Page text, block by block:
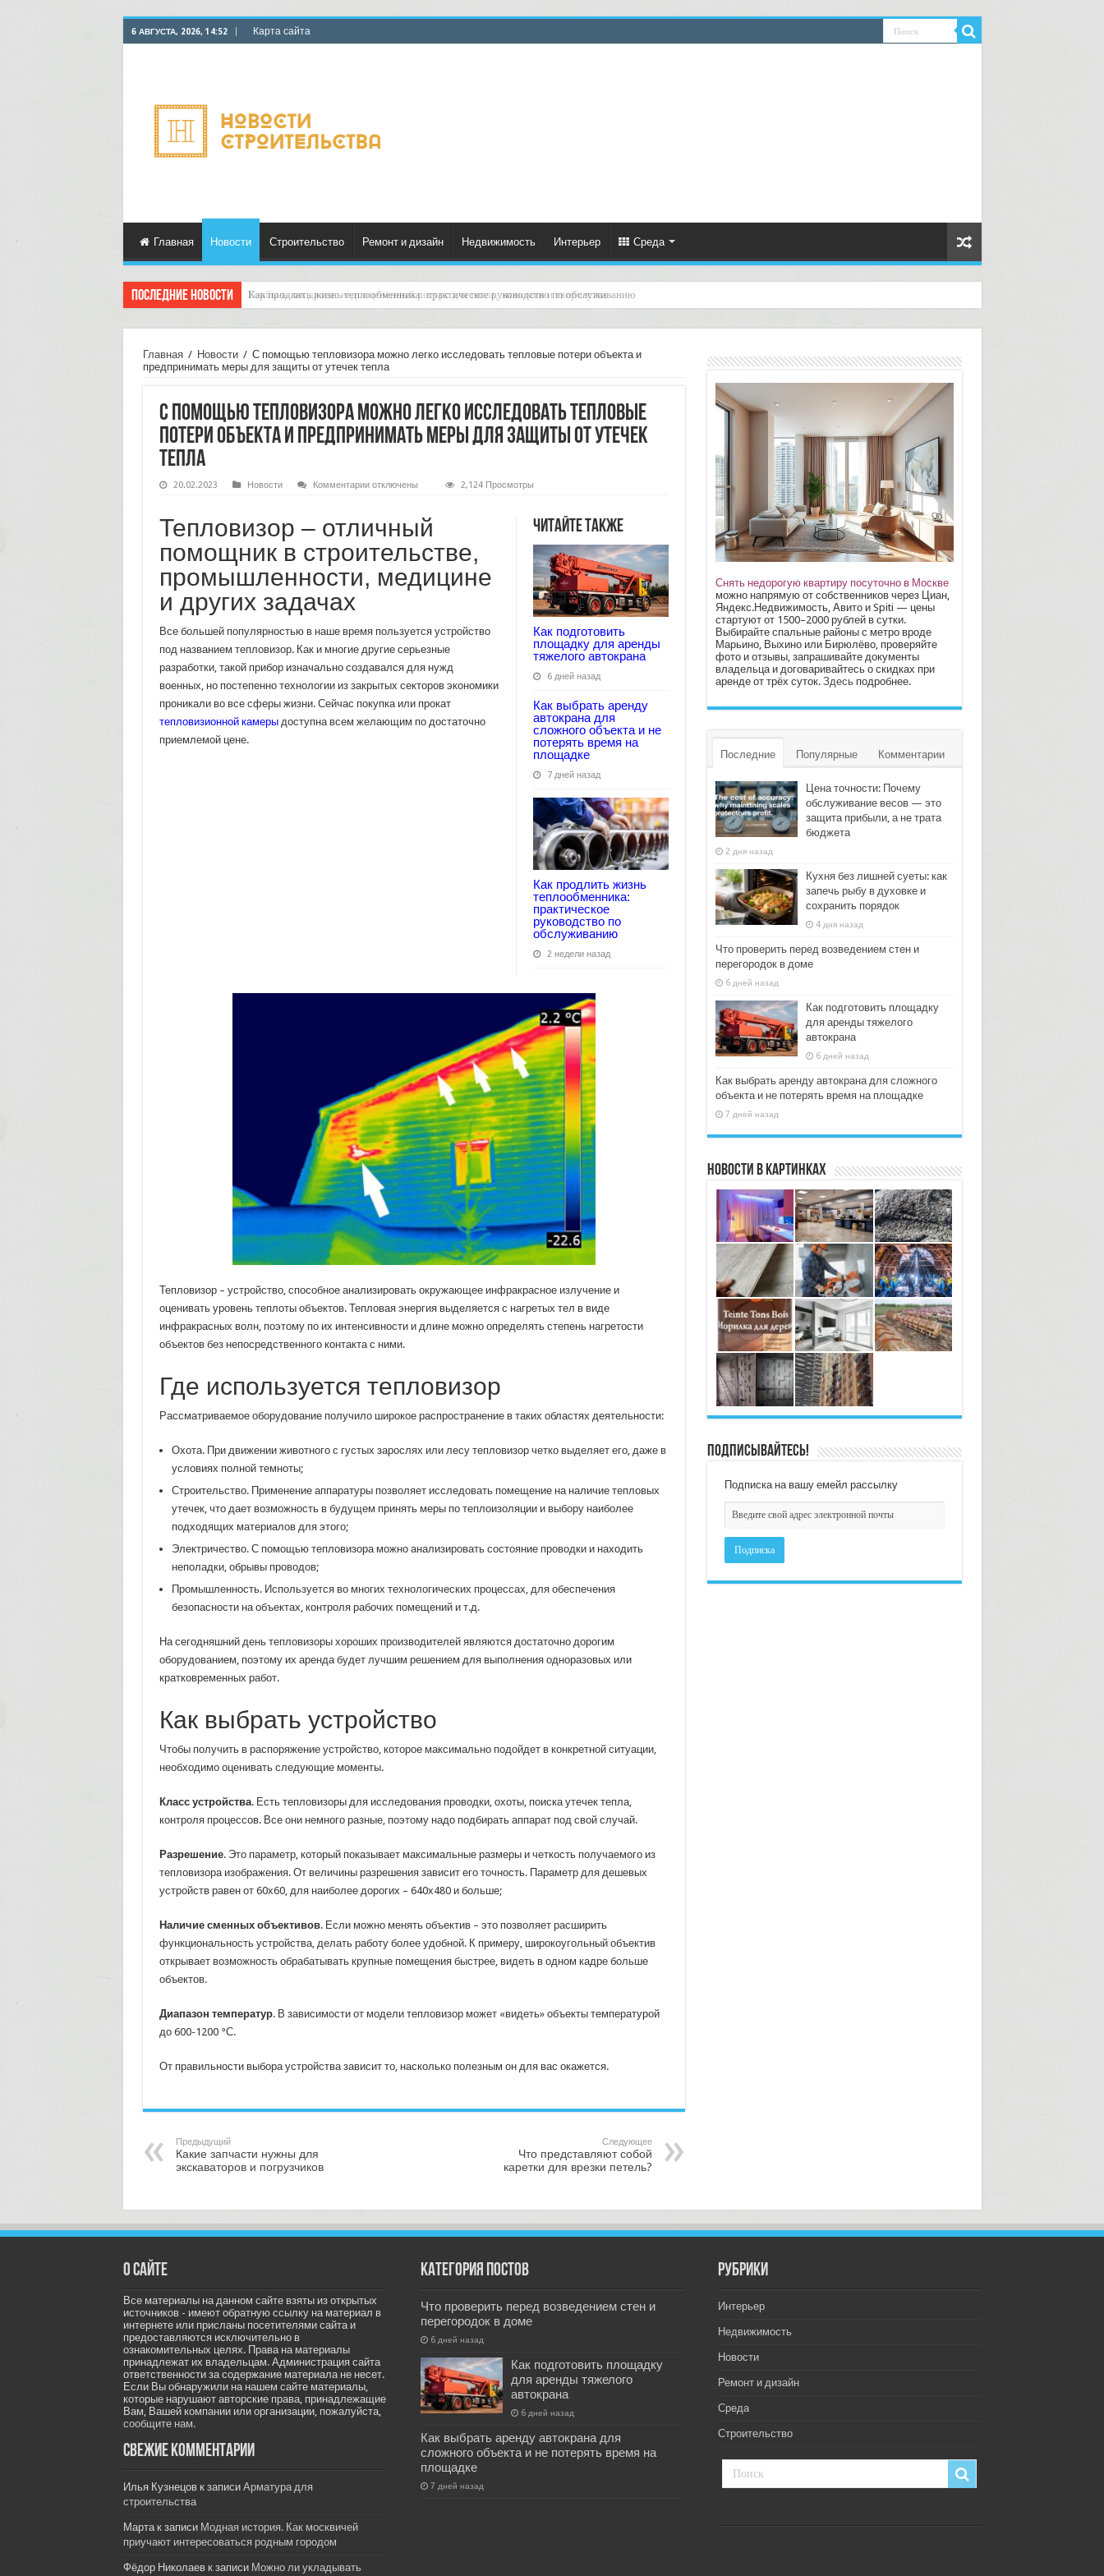
6 АВГУСТА, 2026, 14:52 Карта сайта
Главная Новости Строительство Ремонт и дизайн Недвижимость Интерьер Среда
Последние новости Горбыль как дрова: недооценённый ресурс для тепла, экономии и творчества
Главная / Новости / С помощью тепловизора можно легко исследовать тепловые потери объекта и
предпринимать меры для защиты от утечек тепла
С помощью тепловизора можно легко исследовать тепловые
потери объекта и предпринимать меры для защиты от утечек
тепла
20.02.2023 Новости Комментариик
тепловизора
можно
легко
исследовать
потери
объекта
для
от
утечек
тепла
отключены 2,124 Просмотры
Читайте также
Как подготовить
площадку для аренды
тяжелого автокрана
6 дней назад
Как выбрать аренду
автокрана для
сложного объекта и не
потерять время на
площадке
7 дней назад
Как продлить жизнь
теплообменника:
практическое
руководство по
обслуживанию
2 недели назад
Тепловизор – отличный
помощник в строительстве,
промышленности, медицине
и других задачах
Все большей популярностью в наше время пользуется устройство
под названием тепловизор. Как и многие другие серьезные
разработки, такой прибор изначально создавался для нужд
военных, но постепенно технологии из закрытых секторов экономики
проникали во все сферы жизни. Сейчас покупка или прокат
тепловизионной камерыдоступна всем желающим по достаточно
приемлемой цене.
Тепловизор – устройство, способное анализировать окружающее инфракрасное излучение и
оценивать уровень теплоты объектов. Тепловая энергия выделяется с нагретых тел в виде
инфракрасных волн, поэтому по их интенсивности и длине можно определять степень нагретости
объектов без непосредственного контакта с ними.
Где используется тепловизор
Рассматриваемое оборудование получило широкое распространение в таких областях деятельности:
Охота. При движении животного с густых зарослях или лесу тепловизор четко выделяет его, даже в
условиях полной темноты;
Строительство. Применение аппаратуры позволяет исследовать помещение на наличие тепловых
утечек, что дает возможность в будущем принять меры по теплоизоляции и выбору наиболее
подходящих материалов для этого;
Электричество. С помощью тепловизора можно анализировать состояние проводки и находить
неполадки, обрывы проводов;
Промышленность. Используется во многих технологических процессах, для обеспечения
безопасности на объектах, контроля рабочих помещений и т.д.
На сегодняшний день тепловизоры хороших производителей являются достаточно дорогим
оборудованием, поэтому их аренда будет лучшим решением для выполнения одноразовых или
кратковременных работ.
Как выбрать устройство
Чтобы получить в распоряжение устройство, которое максимально подойдет в конкретной ситуации,
необходимо оценивать следующие моменты.
Класс устройства. Есть тепловизоры для исследования проводки, охоты, поиска утечек тепла,
контроля процессов. Все они немного разные, поэтому надо подбирать аппарат под свой случай.
Разрешение. Это параметр, который показывает максимальные размеры и четкость получаемого из
тепловизора изображения. От величины разрешения зависит его точность. Параметр для дешевых
устройств равен от 60х60, для наиболее дорогих – 640х480 и больше;
Наличие сменных объективов. Если можно менять объектив – это позволяет расширить
функциональность устройства, делать работу более удобной. К примеру, широкоугольный объектив
открывает возможность обрабатывать крупные помещения быстрее, видеть в одном кадре больше
объектов.
Диапазон температур. В зависимости от модели тепловизор может «видеть» объекты температурой
до 600-1200 °С.
От правильности выбора устройства зависит то, насколько полезным он для вас окажется.
Предыдущий
Какие запчасти нужны для
экскаваторов и погрузчиков
Следующее
Что представляют собой
каретки для врезки петель?
Снять недорогую квартиру посуточно в Москве
можно напрямую от собственников через Циан,
Яндекс.Недвижимость, Авито и Spiti — цены
стартуют от 1500–2000 рублей в сутки.
Выбирайте спальные районы с метро вроде
Марьино, Выхино или Бирюлёво, проверяйте
фото и отзывы, запрашивайте документы
владельца и договаривайтесь о скидках при
аренде от трёх суток. Здесьподробнее.
Последние Популярные Комментарии
Цена точности: Почему
обслуживание весов — это
защита прибыли, а не трата
бюджета
2 дня назад
Кухня без лишней суеты: как
запечь рыбу в духовке и
сохранить порядок
4 дня назад
Что проверить перед возведением стен и
перегородок в доме
6 дней назад
Как подготовить площадку
для аренды тяжелого
автокрана
6 дней назад
Как выбрать аренду автокрана для сложного
объекта и не потерять время на площадке
7 дней назад
Новости в картинках
Подписывайтесь!
Подписка на вашу емейл рассылку
О сайте
Все материалы на данном сайте взяты из открытых
источников - имеют обратную ссылку на материал в
интернете или присланы посетителями сайта и
предоставляются исключительно в
ознакомительных целях. Права на материалы
принадлежат их владельцам. Администрация сайта
ответственности за содержание материала не несет.
Если Вы обнаружили на нашем сайте материалы,
которые нарушают авторские права, принадлежащие
Вам, Вашей компании или организации, пожалуйста,
сообщите нам.
Свежие комментарии
Илья Кузнецовк записи Арматура для
строительства
Мартак записи Модная история. Как москвичей
приучают интересоваться родным городом
Фёдор Николаевк записи Можно ли укладывать
Категория постов
Что проверить перед возведением стен и
перегородок в доме
6 дней назад
Как подготовить площадку
для аренды тяжелого
автокрана
6 дней назад
Как выбрать аренду автокрана для
сложного объекта и не потерять время на
площадке
7 дней назад
РУбрики
Интерьер
Недвижимость
Новости
Ремонт и дизайн
Среда
Строительство